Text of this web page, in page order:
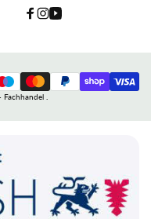
Facebook
Instagram
YouTube
Fachhandel .